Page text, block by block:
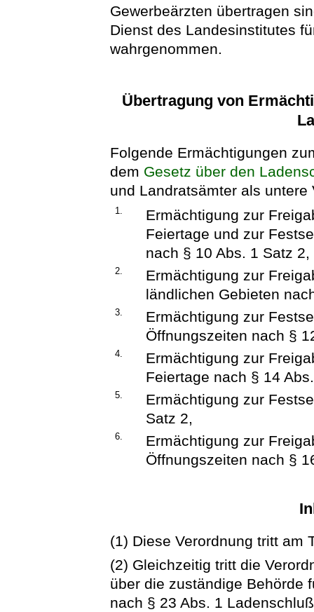
Gewerbeärzten übertragen
Dienst des Landesinstitutes
wahrgenommen.
Übertragung von
Folgende Ermächtigungen
dem Gesetz über den
und Landratsämter als
1.
Ermächtigung zur
Feiertage und zur
nach § 10 Abs. 1 Satz 2,
2.
Ermächtigung zur
ländlichen Gebieten
3.
Ermächtigung zur
Öffnungszeiten nach §
4.
Ermächtigung zur
Feiertage nach § 14
5.
Ermächtigung zur
Satz 2,
6.
Ermächtigung zur
Öffnungszeiten nach §
(1) Diese Verordnung tritt am
(2) Gleichzeitig tritt die
über die zuständige Behörde
nach § 23 Abs. 1